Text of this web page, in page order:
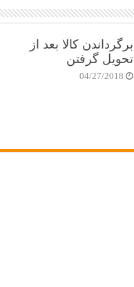
برگرداندن کالا بعد از
تحویل گرفتن
04/27/2018